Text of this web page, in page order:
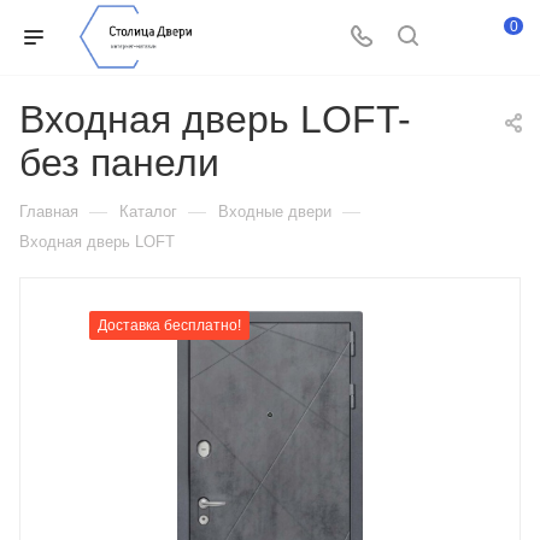
0
Входная дверь LOFT-
без панели
Главная — Каталог — Входные двери —
Входная дверь LOFT
Доставка бесплатно!